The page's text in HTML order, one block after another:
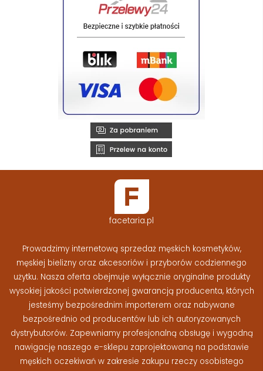
facetaria.pl
Prowadzimy internetową sprzedaż męskich kosmetyków,
męskiej bielizny oraz akcesoriów i przyborów codziennego
użytku. Nasza oferta obejmuje wyłącznie oryginalne produkty
wysokiej jakości potwierdzonej gwarancją producenta, których
jesteśmy bezpośrednim importerem oraz nabywane
bezpośrednio od producentów lub ich autoryzowanych
dystrybutorów. Zapewniamy profesjonalną obsługę i wygodną
nawigację naszego e-sklepu zaprojektowaną na podstawie
męskich oczekiwań w zakresie zakupu rzeczy osobistego